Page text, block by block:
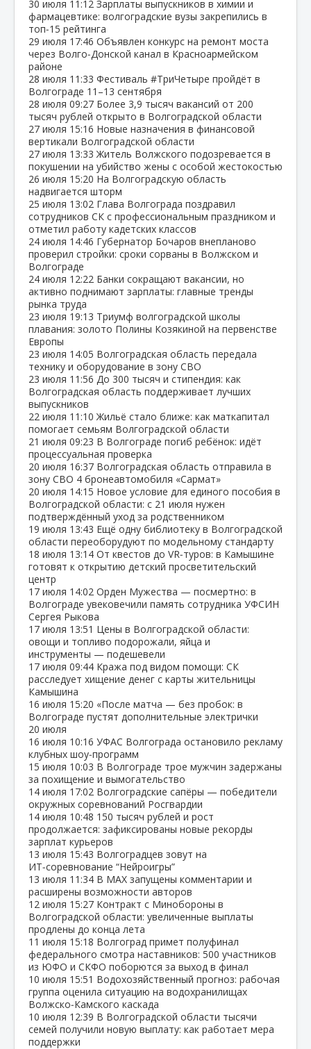
30 июля 11:12 Зарплаты выпускников в химии и
фармацевтике: волгоградские вузы закрепились в
топ‑15 рейтинга
29 июля 17:46 Объявлен конкурс на ремонт моста
через Волго‑Донской канал в Красноармейском
районе
28 июля 11:33 Фестиваль #ТриЧетыре пройдёт в
Волгограде 11–13 сентября
28 июля 09:27 Более 3,9 тысяч вакансий от 200
тысяч рублей открыто в Волгоградской области
27 июля 15:16 Новые назначения в финансовой
вертикали Волгоградской области
27 июля 13:33 Житель Волжского подозревается в
покушении на убийство жены с особой жестокостью
26 июля 15:20 На Волгоградскую область
надвигается шторм
25 июля 13:02 Глава Волгограда поздравил
сотрудников СК с профессиональным праздником и
отметил работу кадетских классов
24 июля 14:46 Губернатор Бочаров внепланово
проверил стройки: сроки сорваны в Волжском и
Волгограде
24 июля 12:22 Банки сокращают вакансии, но
активно поднимают зарплаты: главные тренды
рынка труда
23 июля 19:13 Триумф волгоградской школы
плавания: золото Полины Козякиной на первенстве
Европы
23 июля 14:05 Волгоградская область передала
технику и оборудование в зону СВО
23 июля 11:56 До 300 тысяч и стипендия: как
Волгоградская область поддерживает лучших
выпускников
22 июля 11:10 Жильё стало ближе: как маткапитал
помогает семьям Волгоградской области
21 июля 09:23 В Волгограде погиб ребёнок: идёт
процессуальная проверка
20 июля 16:37 Волгоградская область отправила в
зону СВО 4 бронеавтомобиля «Сармат»
20 июля 14:15 Новое условие для единого пособия в
Волгоградской области: с 21 июля нужен
подтверждённый уход за родственником
19 июля 13:43 Ещё одну библиотеку в Волгоградской
области переоборудуют по модельному стандарту
18 июля 13:14 От квестов до VR‑туров: в Камышине
готовят к открытию детский просветительский
центр
17 июля 14:02 Орден Мужества — посмертно: в
Волгограде увековечили память сотрудника УФСИН
Сергея Рыкова
17 июля 13:51 Цены в Волгоградской области:
овощи и топливо подорожали, яйца и
инструменты — подешевели
17 июля 09:44 Кража под видом помощи: СК
расследует хищение денег с карты жительницы
Камышина
16 июля 15:20 «После матча — без пробок: в
Волгограде пустят дополнительные электрички
20 июля
16 июля 10:16 УФАС Волгограда остановило рекламу
клубных шоу‑программ
15 июля 10:03 В Волгограде трое мужчин задержаны
за похищение и вымогательство
14 июля 17:02 Волгоградские сапёры — победители
окружных соревнований Росгвардии
14 июля 10:48 150 тысяч рублей и рост
продолжается: зафиксированы новые рекорды
зарплат курьеров
13 июля 15:43 Волгоградцев зовут на
ИТ‑соревнование “Нейроигры”
13 июля 11:34 В МАХ запущены комментарии и
расширены возможности авторов
12 июля 15:27 Контракт с Минобороны в
Волгоградской области: увеличенные выплаты
продлены до конца лета
11 июля 15:18 Волгоград примет полуфинал
федерального смотра наставников: 500 участников
из ЮФО и СКФО поборются за выход в финал
10 июля 15:51 Водохозяйственный прогноз: рабочая
группа оценила ситуацию на водохранилищах
Волжско‑Камского каскада
10 июля 12:39 В Волгоградской области тысячи
семей получили новую выплату: как работает мера
поддержки